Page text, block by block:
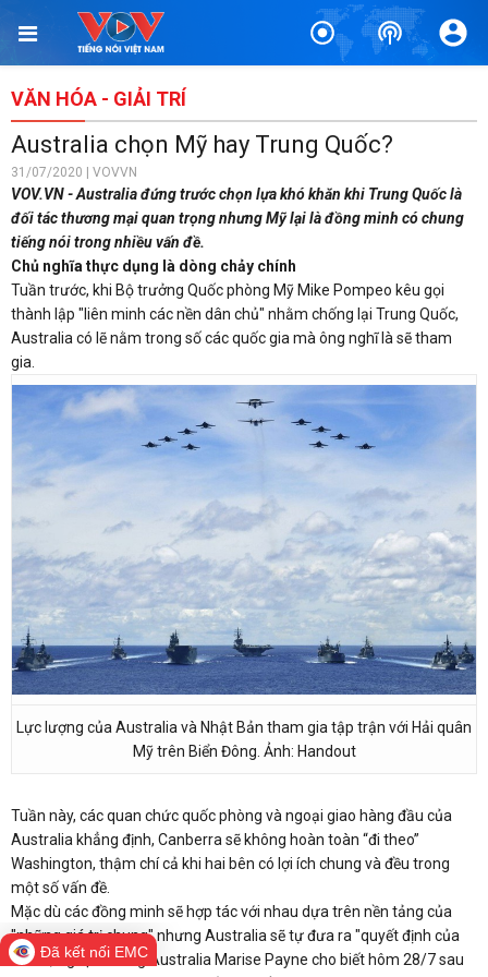
VĂN HÓA - GIẢI TRÍ
Australia chọn Mỹ hay Trung Quốc?
31/07/2020 | VOVVN
VOV.VN - Australia đứng trước chọn lựa khó khăn khi Trung Quốc là
đối tác thương mại quan trọng nhưng Mỹ lại là đồng minh có chung
tiếng nói trong nhiều vấn đề.
Chủ nghĩa thực dụng là dòng chảy chính
Tuần trước, khi Bộ trưởng Quốc phòng Mỹ Mike Pompeo kêu gọi
thành lập "liên minh các nền dân chủ" nhằm chống lại Trung Quốc,
Australia có lẽ nằm trong số các quốc gia mà ông nghĩ là sẽ tham
gia.
Lực lượng của Australia và Nhật Bản tham gia tập trận với Hải quân
Mỹ trên Biển Đông. Ảnh: Handout
Tuần này, các quan chức quốc phòng và ngoại giao hàng đầu của
Australia khẳng định, Canberra sẽ không hoàn toàn “đi theo”
Washington, thậm chí cả khi hai bên có lợi ích chung và đều trong
một số vấn đề.
Mặc dù các đồng minh sẽ hợp tác với nhau dựa trên nền tảng của
"những giá trị chung" nhưng Australia sẽ tự đưa ra "quyết định của
mình", Ngoại trưởng Australia Marise Payne cho biết hôm 28/7 sau
Đã kết nối EMC